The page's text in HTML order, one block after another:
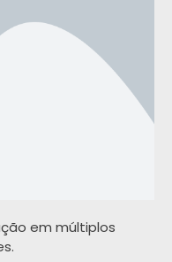
em múltiplos